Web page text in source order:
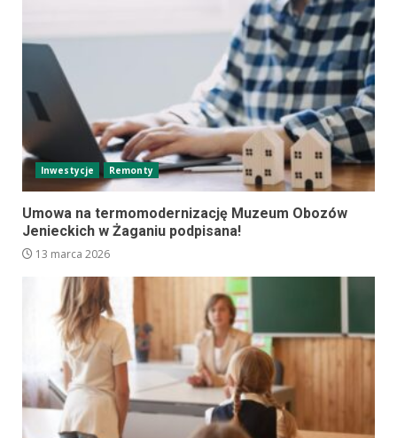
Inwestycje Remonty
Umowa na termomodernizację Muzeum Obozów
Jenieckich w Żaganiu podpisana!
13 marca 2026